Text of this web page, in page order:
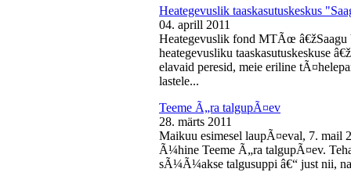
Heategevuslik taaskasutuskeskus
04. aprill 2011
Heategevuslik fond MTÃœ â€žSaagu
heategevusliku taaskasutuskeskuse
elavaid peresid, meie eriline
lastele...
Teeme Ã„ra talgupÃ¤ev
28. märts 2011
Maikuu esimesel laupÃ¤eval, 7.
Ã¼hine Teeme Ã„ra talgupÃ¤ev.
sÃ¼Ã¼akse talgusuppi â€“ just nii,